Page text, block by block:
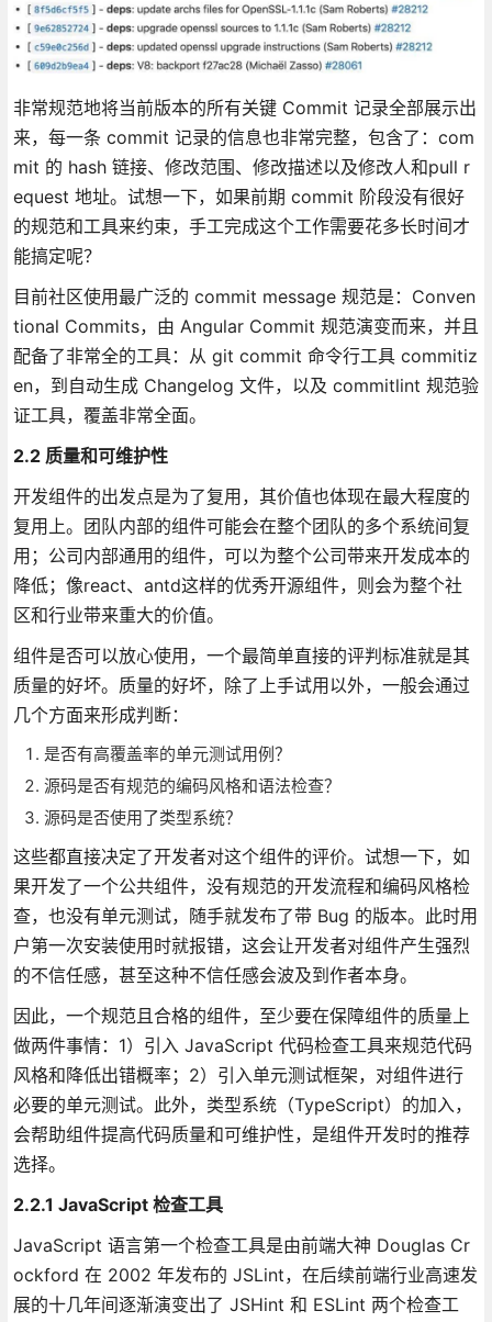
非常规范地将当前版本的所有关键 Commit 记录全部展示出
来，每一条 commit 记录的信息也非常完整，包含了：com
mit 的 hash 链接、修改范围、修改描述以及修改人和pull r
equest 地址。试想一下，如果前期 commit 阶段没有很好
的规范和工具来约束，手工完成这个工作需要花多长时间才
能搞定呢？
目前社区使用最广泛的 commit message 规范是：Conven
tional Commits，由 Angular Commit 规范演变而来，并且
配备了非常全的工具：从 git commit 命令行工具 commitiz
en，到自动生成 Changelog 文件，以及 commitlint 规范验
证工具，覆盖非常全面。
2.2 质量和可维护性
开发组件的出发点是为了复用，其价值也体现在最大程度的
复用上。团队内部的组件可能会在整个团队的多个系统间复
用；公司内部通用的组件，可以为整个公司带来开发成本的
降低；像react、antd这样的优秀开源组件，则会为整个社
区和行业带来重大的价值。
组件是否可以放心使用，一个最简单直接的评判标准就是其
质量的好坏。质量的好坏，除了上手试用以外，一般会通过
几个方面来形成判断：
是否有高覆盖率的单元测试用例？
源码是否有规范的编码风格和语法检查？
源码是否使用了类型系统？
这些都直接决定了开发者对这个组件的评价。试想一下，如
果开发了一个公共组件，没有规范的开发流程和编码风格检
查，也没有单元测试，随手就发布了带 Bug 的版本。此时用
户第一次安装使用时就报错，这会让开发者对组件产生强烈
的不信任感，甚至这种不信任感会波及到作者本身。
因此，一个规范且合格的组件，至少要在保障组件的质量上
做两件事情：1）引入 JavaScript 代码检查工具来规范代码
风格和降低出错概率；2）引入单元测试框架，对组件进行
必要的单元测试。此外，类型系统（TypeScript）的加入，
会帮助组件提高代码质量和可维护性，是组件开发时的推荐
选择。
2.2.1 JavaScript 检查工具
JavaScript 语言第一个检查工具是由前端大神 Douglas Cr
ockford 在 2002 年发布的 JSLint，在后续前端行业高速发
展的十几年间逐渐演变出了 JSHint 和 ESLint 两个检查工